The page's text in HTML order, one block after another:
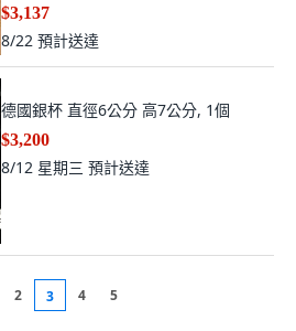
$3,137
8/22 預計送達
德國銀杯 直徑6公分 高7公分, 1個
$3,200
8/12 星期三 預計送達
2 3 4 5